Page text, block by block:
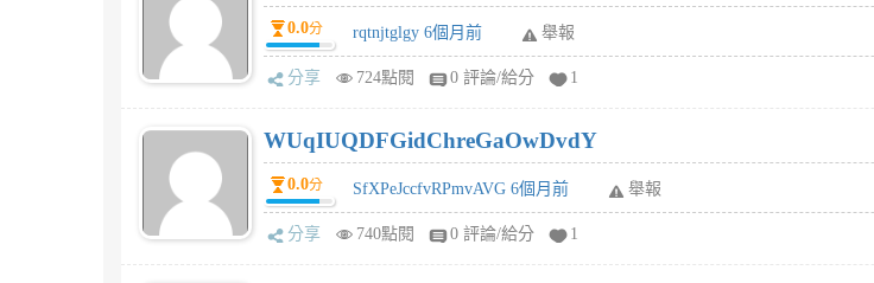
0.0分 rqtnjtglgy 6個月前 舉報
分享 724點閱 0 評論/給分 1
WUqIUQDFGidChreGaOwDvdY
0.0分 SfXPeJccfvRPmvAVG 6個月前 舉報
分享 740點閱 0 評論/給分 1